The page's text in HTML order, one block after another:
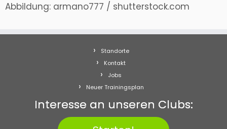
Abbildung: armano777 / shutterstock.com
Standorte
Kontakt
Jobs
Neuer Trainingsplan
Interesse an unseren Clubs: